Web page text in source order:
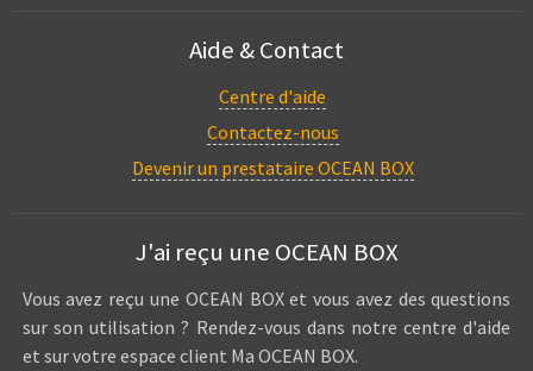
Aide & Contact
Centre d'aide
Contactez-nous
Devenir un prestataire OCEAN BOX
J'ai reçu une OCEAN BOX
Vous avez reçu une OCEAN BOX et vous avez des questions
sur son utilisation ? Rendez-vous dans notre centre d'aide
et sur votre espace client Ma OCEAN BOX.